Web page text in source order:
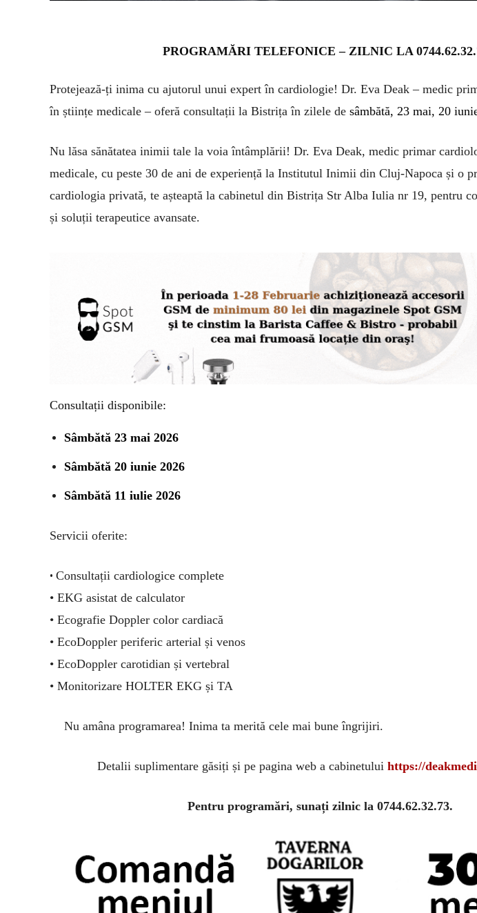
PROGRAMĂRI TELEFONICE – ZILNIC LA
Protejează-ți inima cu ajutorul unui expert în cardiologie! Dr. Eva Deak – medic
în științe medicale – oferă consultații la Bistrița în zilele de sâmbătă, 23 mai, 20
Nu lăsa sănătatea inimii tale la voia întâmplării! Dr. Eva Deak, medic primar
medicale, cu peste 30 de ani de experiență la Institutul Inimii din Cluj-Napoca și o
cardiologia privată, te așteaptă la cabinetul din Bistrița Str Alba Iulia nr 19, pentru
și soluții terapeutice avansate.
Consultații disponibile:
Sâmbătă 23 mai 2026
Sâmbătă 20 iunie 2026
Sâmbătă 11 iulie 2026
Servicii oferite:
• Consultații cardiologice complete
• EKG asistat de calculator
• Ecografie Doppler color cardiacă
• EcoDoppler periferic arterial și venos
• EcoDoppler carotidian și vertebral
• Monitorizare HOLTER EKG și TA
Nu amâna programarea! Inima ta merită cele mai bune îngrijiri.
Detalii suplimentare găsiți și pe pagina web a cabinetului https://
Pentru programări, sunați zilnic la 0744.62.32.73.